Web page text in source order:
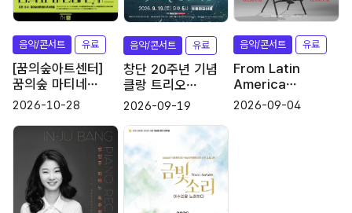
음악/콘서트 유료 서울
[꿈의숲아트센터]
꿈의숲 마티네
콘서트 <벨에포크
시리즈 3
2026-10-28
음악/콘서트 유료 서울
창단 20주년 기념
클랑 트리오
정기연주회
2026-09-19
음악/콘서트 유료
From Latin
America
남미로부터, 이동휘
2026-09-04